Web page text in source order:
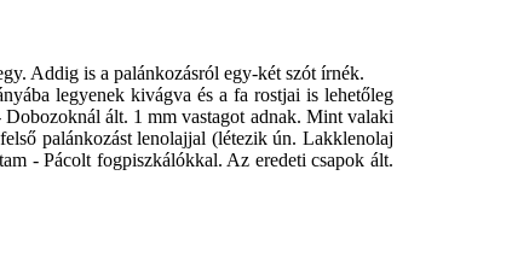
Addig is a palánkozásról egy-két szót írnék.
legyenek kivágva és a fa rostjai is lehetőleg
ált. 1 mm vastagot adnak. Mint valaki
palánkozást lenolajjal (létezik ún. Lakklenolaj
- Pácolt fogpiszkálókkal. Az eredeti csapok ált.